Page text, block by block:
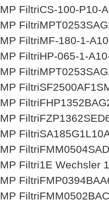
MP FiltriCS-100-P10-
MP
MP FiltriMF-180-1-
MP FiltriHP-065-1-
MP
MP
MP
MP
MP
MP
MP Filtri1E Wechsler
MP
MP